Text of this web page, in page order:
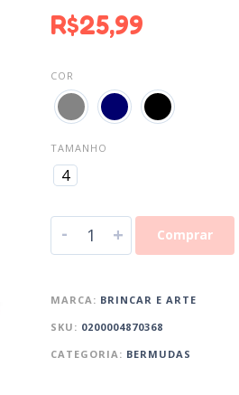
R$25,99
COR
TAMANHO
4
- + Comprar
MARCA: BRINCAR E ARTE
SKU: 0200004870368
CATEGORIA: BERMUDAS